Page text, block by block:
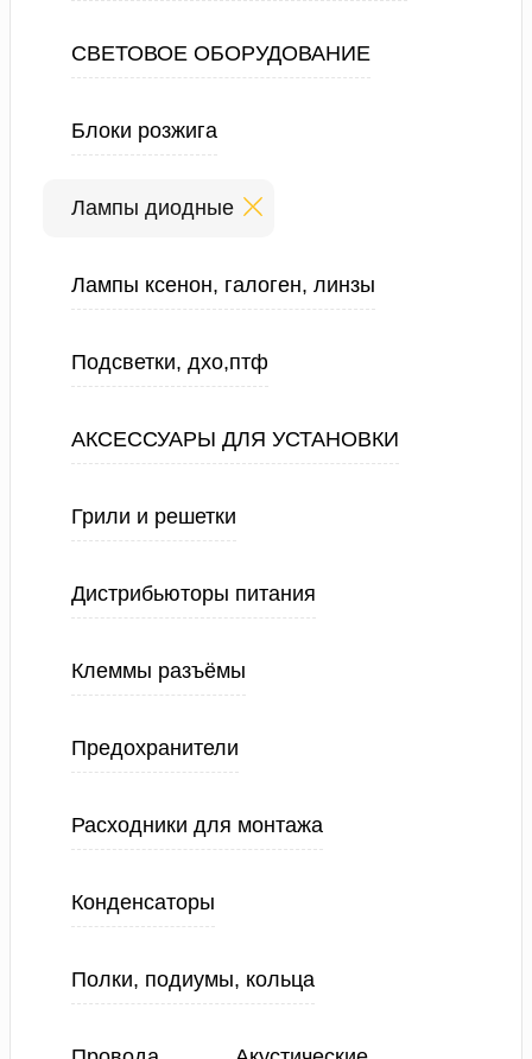
СВЕТОВОЕ ОБОРУДОВАНИЕ
Блоки розжига
Лампы диодные
Лампы ксенон, галоген, линзы
Подсветки, дхо,птф
АКСЕССУАРЫ ДЛЯ УСТАНОВКИ
Грили и решетки
Дистрибьюторы питания
Клеммы разъёмы
Предохранители
Расходники для монтажа
Конденсаторы
Полки, подиумы, кольца